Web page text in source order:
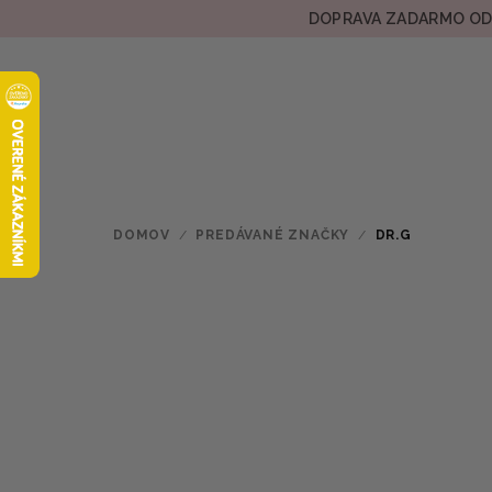
DOPRAVA ZADARMO
DOMOV / PREDÁVANÉ ZNAČKY / DR.G